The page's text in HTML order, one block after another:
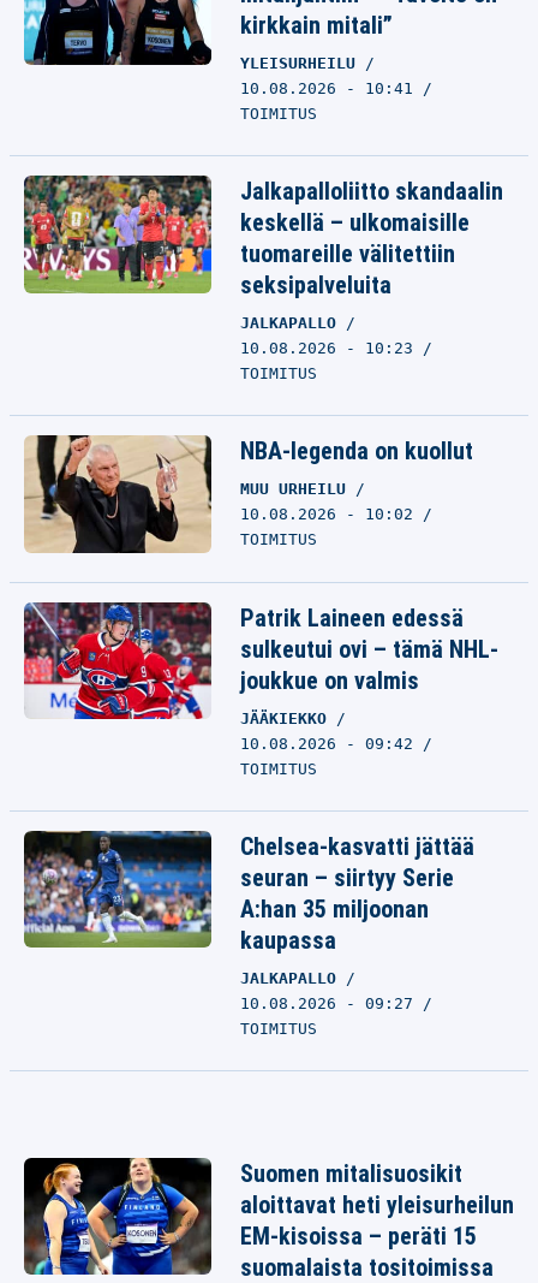
kirkkain mitali”
YLEISURHEILU
10.08.2026 - 10:41
TOIMITUS
Jalkapalloliitto skandaalin
keskellä – ulkomaisille
tuomareille välitettiin
seksipalveluita
JALKAPALLO
10.08.2026 - 10:23
TOIMITUS
NBA-legenda on kuollut
MUU URHEILU
10.08.2026 - 10:02
TOIMITUS
Patrik Laineen edessä
sulkeutui ovi – tämä NHL-
joukkue on valmis
JÄÄKIEKKO
10.08.2026 - 09:42
TOIMITUS
Chelsea-kasvatti jättää
seuran – siirtyy Serie
A:han 35 miljoonan
kaupassa
JALKAPALLO
10.08.2026 - 09:27
TOIMITUS
Suomen mitalisuosikit
aloittavat heti yleisurheilun
EM-kisoissa – peräti 15
suomalaista tositoimissa